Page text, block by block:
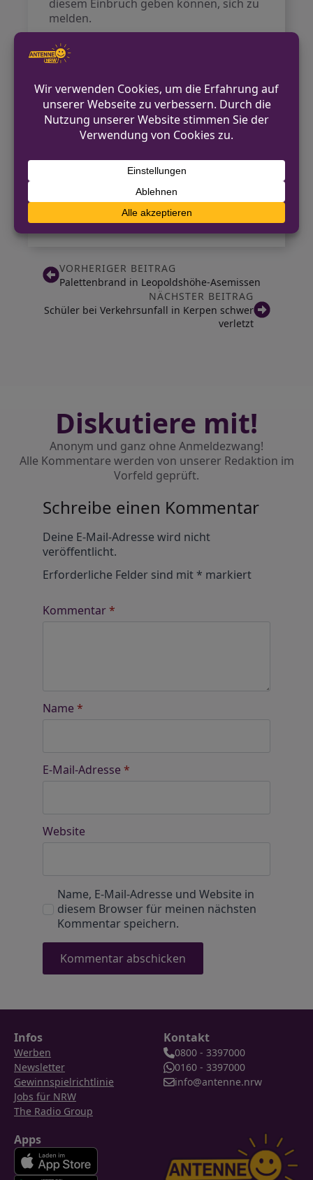
diesem Einbruch geben können, sich zu
melden.
Die Kontaktaufnahme ist über das
zuständige Kriminalkommissariat in
Kontakt für Hinweise /
Pressestelle
kreis@polizei.nrw.de
https://www.polizei.nrw.de
VORHERIGER BEITRAG
Palettenbrand in Leopoldshöhe-Asemissen
NÄCHSTER BEITRAG
Schüler bei Verkehrsunfall in Kerpen schwer
verletzt
Diskutiere mit!
Anonym und ganz ohne Anmeldezwang!
Alle Kommentare werden von unserer Redaktion im
Vorfeld geprüft.
Schreibe einen Kommentar
Deine E-Mail-Adresse wird nicht
veröffentlicht.
Erforderliche Felder sind mit* markiert
Kommentar*
Name *
E-Mail-Adresse *
Website
Name, E-Mail-Adresse und Website in
diesem Browser für meinen nächsten
Kommentar speichern.
Infos
Werben
Newsletter
Gewinnspielrichtlinie
Jobs für NRW
The Radio Group
Kontakt
0800 - 3397000
0160 - 3397000
info@antenne.nrw
Apps